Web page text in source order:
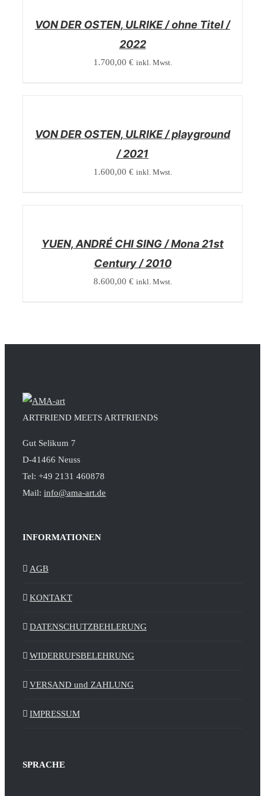
VON DER OSTEN, ULRIKE / ohne Titel /
2022
1.700,00 € inkl. Mwst.
VON DER OSTEN, ULRIKE / playground
/ 2021
1.600,00 € inkl. Mwst.
YUEN, ANDRÉ CHI SING / Mona 21st
Century / 2010
8.600,00 € inkl. Mwst.
ARTFRIEND MEETS ARTFRIENDS
Gut Selikum 7
D-41466 Neuss
Tel: +49 2131 460878
Mail: info@ama-art.de
INFORMATIONEN
AGB
KONTAKT
DATENSCHUTZBEHLERUNG
WIDERRUFSBELEHRUNG
VERSAND und ZAHLUNG
IMPRESSUM
SPRACHE